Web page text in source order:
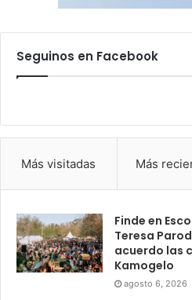
Seguinos en Facebook
Más visitadas Más
Finde en
Teresa
acuerdo las
Kamogelo
agosto 6, 2026